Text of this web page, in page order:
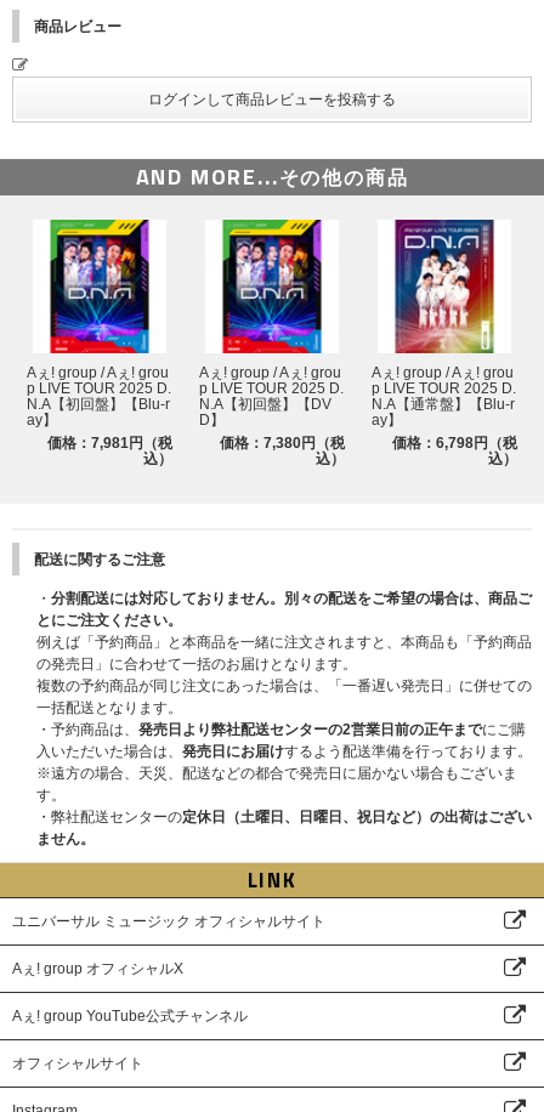
Say Aぇ!
ばんざいデスコ
ネオンライト
AKAN
ROCK’NPOP
RED ZONE
Gotta Be
やったろかぃ！
Aぇ! LAND
Break Through
Aぇ You Ready？
Hello
［ENCORE］しあわせもん。
Disc-2(通常盤）：特典映像Blu-ray/DVD共通
・Documentary of Aぇ! group LIVE TOUR 2025 D.N.A
・AKAN (マルチアングル)
商品レビュー
AND MORE...その他の商品
Aぇ! group / Aぇ! grou
p LIVE TOUR 2025 D.
N.A【初回盤】【Blu-r
ay】
価格：7,981円（税
込）
Aぇ! group / Aぇ! grou
p LIVE TOUR 2025 D.
N.A【初回盤】【DV
D】
価格：7,380円（税
込）
Aぇ! group / Aぇ! grou
p LIVE TOUR 2025 D.
N.A【通常盤】【Blu-r
ay】
価格：6,798円（税
込）
配送に関するご注意
・ 分割配送には対応しておりません。別々の配送をご希望の場合は、商品ご
とにご注文ください。
例えば「予約商品」と本商品を一緒に注文されますと、本商品も「予約商品
の発売日」に合わせて一括のお届けとなります。
複数の予約商品が同じ注文にあった場合は、「一番遅い発売日」に併せての
一括配送となります。
・予約商品は、 発売日より弊社配送センターの2営業日前の正午までにご購
入いただいた場合は、 発売日にお届けするよう配送準備を行っております。
※遠方の場合、天災、配送などの都合で発売日に届かない場合もございま
す。
・弊社配送センターの定休日（土曜日、日曜日、祝日など）の出荷はござい
ません。
LINK
ユニバーサル ミュージック オフィシャルサイト
Aぇ! group オフィシャルX
Aぇ! group YouTube公式チャンネル
オフィシャルサイト